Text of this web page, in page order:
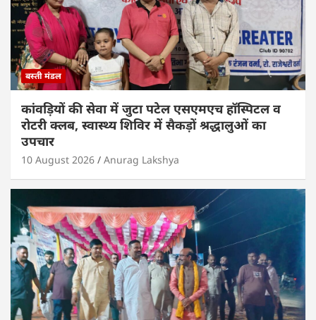
बस्ती मंडल
कांवड़ियों की सेवा में जुटा पटेल एसएमएच हॉस्पिटल व
रोटरी क्लब, स्वास्थ्य शिविर में सैकड़ों श्रद्धालुओं का
उपचार
10 August 2026 Anurag Lakshya